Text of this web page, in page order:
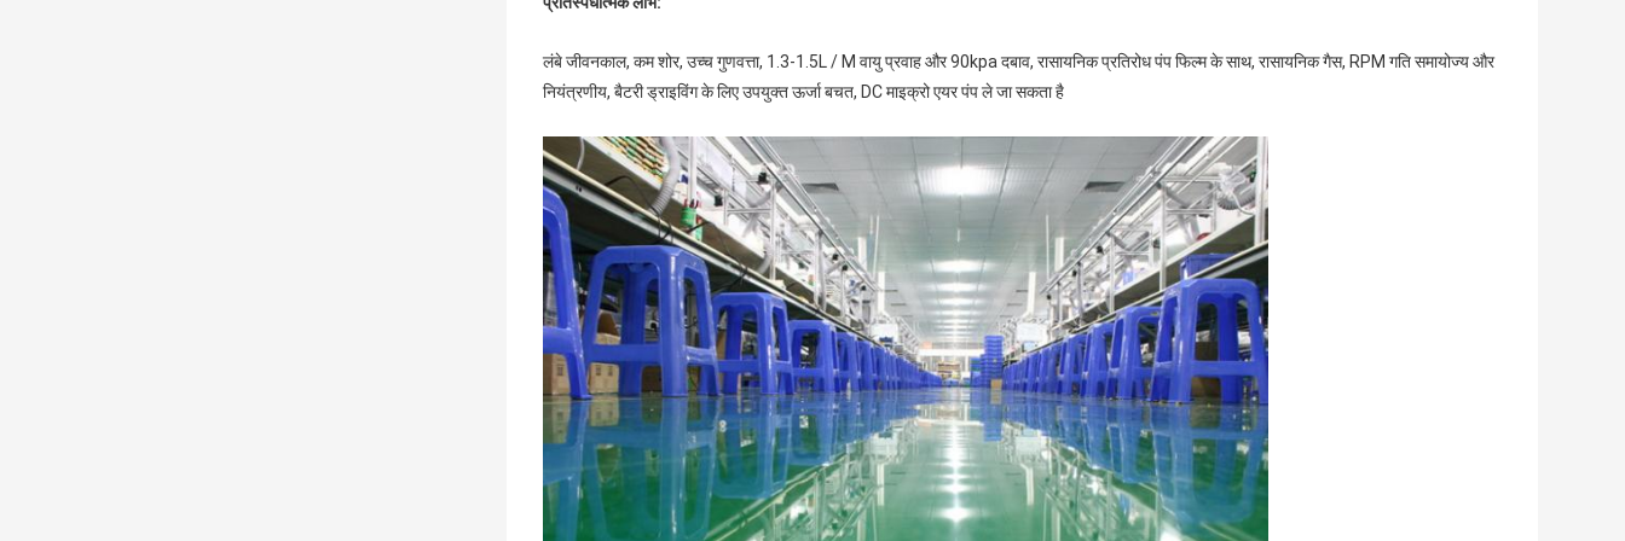
लंबे जीवनकाल, कम शोर, उच्च गुणवत्ता, 1.3-1.5L / M वायु प्रवाह और 90kpa दबाव, रासायनिक प्रतिरोध पंप फिल्म के साथ, रासायनिक गैस, RPM गति समायोज्य और
नियंत्रणीय, बैटरी ड्राइविंग के लिए उपयुक्त ऊर्जा बचत, DC माइक्रो एयर पंप ले जा सकता है